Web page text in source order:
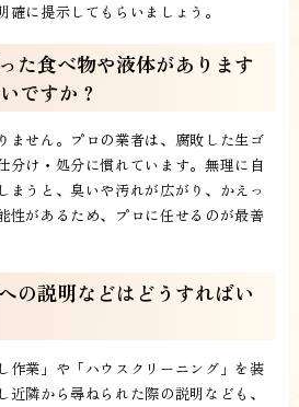
確に提示してもらいましょう。
た食べ物や液体があります
ですか？
ません。プロの業者は、腐敗した生ゴ
分け・処分に慣れています。無理に自
まうと、臭いや汚れが広がり、かえっ
性があるため、プロに任せるのが最善
の説明などはどうすればい
作業」や「ハウスクリーニング」を装
近隣から尋ねられた際の説明なども、